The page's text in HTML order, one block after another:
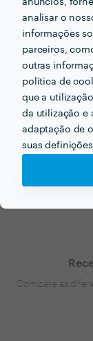
anúncios,
analisar o
informações
parceiros,
outras
política de
que a
da utilização e
adaptação de
suas
Faça
Preencha um
Compare as